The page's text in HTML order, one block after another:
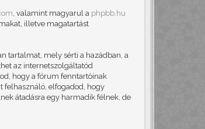
, valamint magyarul a phpbb.hu
illetve magatartást
tartalmat, mely sérti a hazádban, a
az internetszolgáltatód
hogy a fórum fenntartóinak
felhasználó, elfogadod, hogy
átadásra egy harmadik félnek, de